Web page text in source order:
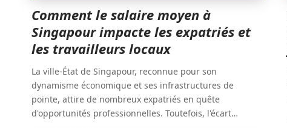
Comment le salaire moyen à
Singapour impacte les expatriés et
les travailleurs locaux
La ville-État de Singapour, reconnue pour son
dynamisme économique et ses infrastructures de
pointe, attire de nombreux expatriés en quête
d'opportunités professionnelles. Toutefois, l'écart…